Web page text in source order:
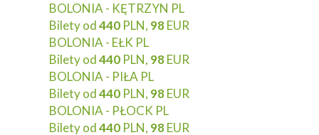
BOLONIA - KĘTRZYN PL
Bilety od440 PLN, 98EUR
BOLONIA - EŁK PL
Bilety od440 PLN, 98EUR
BOLONIA - PIŁA PL
Bilety od440 PLN, 98EUR
BOLONIA - PŁOCK PL
Bilety od440 PLN, 98EUR